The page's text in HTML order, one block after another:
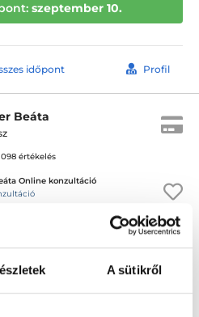
A sütikről
szeptember 10.
időpont Profil
Beáta
értékelés
Online konzultáció
időpont Profil